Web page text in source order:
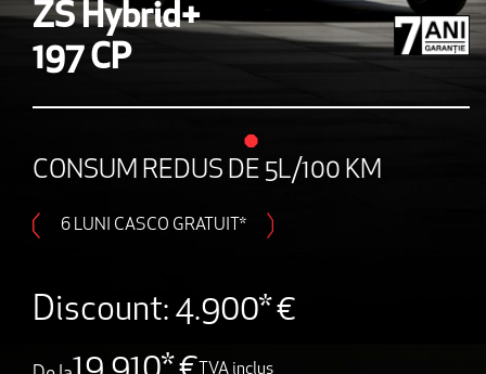
ZS Hybrid+
197 CP
CONSUM REDUS DE 5L/100 KM
6 LUNI CASCO GRATUIT*
Discount: 4.900* €
TVA inclus